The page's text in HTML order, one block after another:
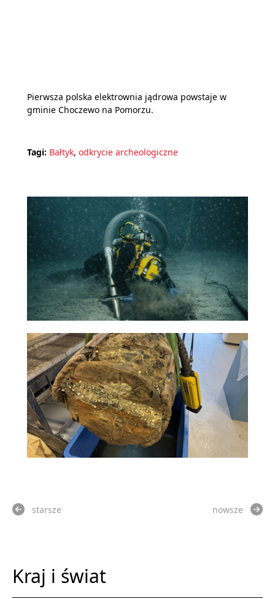
Pierwsza polska elektrownia jądrowa powstaje w
gminie Choczewo na Pomorzu.
Tagi: Bałtyk, odkrycie archeologiczne
starsze nowsze
Kraj i świat